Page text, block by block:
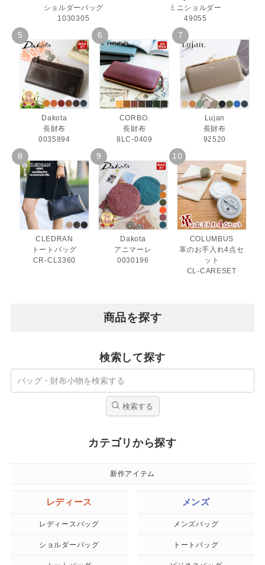
ショルダーバッグ
1030305
ミニショルダー
49055
Dakota
長財布
0035894
CORBO.
長財布
8LC-0409
Lujan
長財布
92520
CLEDRAN
トートバッグ
CR-CL3360
Dakota
アニマーレ
0030196
COLUMBUS
革のお手入れ4点セ
ット
CL-CARESET
商品を探す
検索して探す
検索する
カテゴリから探す
新作アイテム
レディース
レディースバッグ
ショルダーバッグ
メンズ
メンズバッグ
トートバッグ